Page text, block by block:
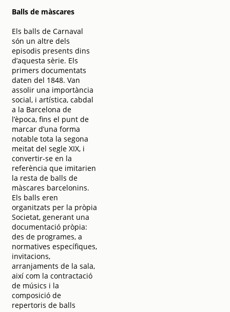
Balls de màscares
Els balls de Carnaval
són un altre dels
episodis presents dins
d’aquesta sèrie. Els
primers documentats
daten del 1848. Van
assolir una importància
social, i artística, cabdal
a la Barcelona de
l’època, fins el punt de
marcar d’una forma
notable tota la segona
meitat del segle XIX, i
convertir-se en la
referència que imitarien
la resta de balls de
màscares barcelonins.
Els balls eren
organitzats per la pròpia
Societat, generant una
documentació pròpia:
des de programes, a
normatives específiques,
invitacions,
arranjaments de la sala,
així com la contractació
de músics i la
composició de
repertoris de balls